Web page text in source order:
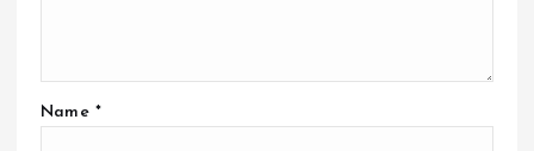
Name *